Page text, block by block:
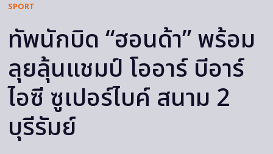
SPORT
ทัพนักบิด “ฮอนด้า” พร้อม
ลุยลุ้นแชมป์ โออาร์ บีอาร์
ไอซี ซูเปอร์ไบค์ สนาม 2
บุรีรัมย์